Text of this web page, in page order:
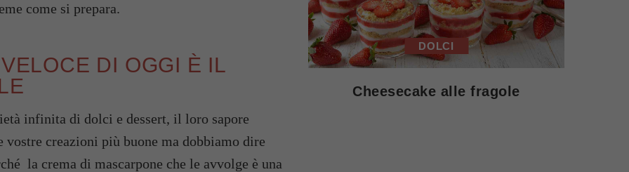
come si prepara.
DI OGGI È IL
infinita di dolci e dessert, il loro sapore
creazioni più buone ma dobbiamo dire
la crema di mascarpone che le avvolge è una
DOLCI
Cheesecake alle fragole